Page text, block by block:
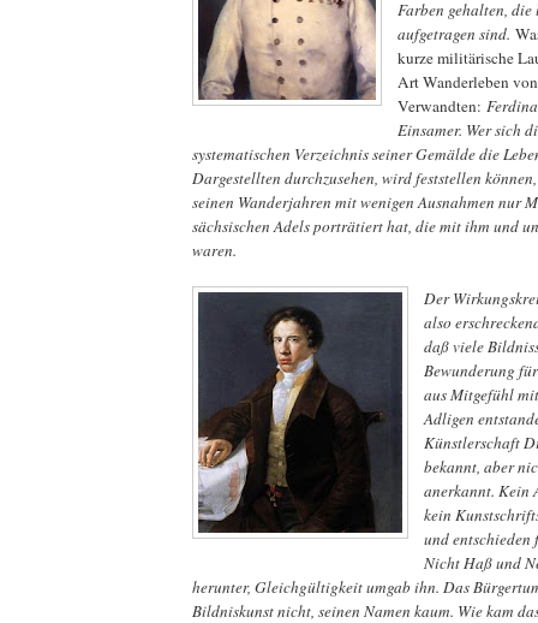
Farben gehalten,
aufgetragen sind.
kurze militärische
Art Wanderleben
Verwandten:
Einsamer. Wer sich
systematischen Verzeichnis seiner Gemälde die
Dargestellten durchzusehen, wird feststellen
seinen Wanderjahren mit wenigen Ausnahmen nur
sächsischen Adels porträtiert hat, die mit ihm und
waren.
Der
also
daß viele
Bewunderung
aus Mitgefühl
Adligen
Künstlerschaft
bekannt, aber
anerkannt. Kein
kein
und entschieden
Nicht Haß und
herunter, Gleichgültigkeit umgab ihn. Das
Bildniskunst nicht, seinen Namen kaum. Wie kam